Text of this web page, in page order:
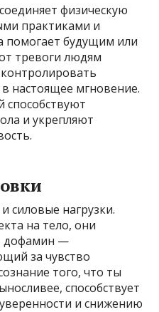
физическую
практиками и
помогает будущим или
тревоги людям
контролировать
настоящее мгновение.
способствуют
и укрепляют
силовые нагрузки.
на тело, они
дофамин —
за чувство
того, что ты
способствует
и снижению